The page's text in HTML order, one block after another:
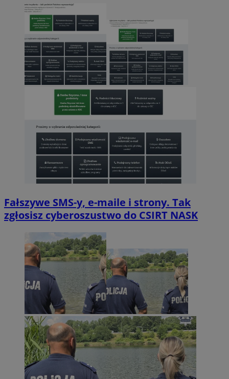
Fałszywe SMS-y, e-maile i strony. Tak
zgłosisz cyberoszustwo do CSIRT NASK